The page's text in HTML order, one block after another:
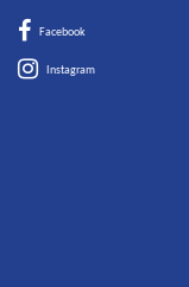
Facebook
Instagram